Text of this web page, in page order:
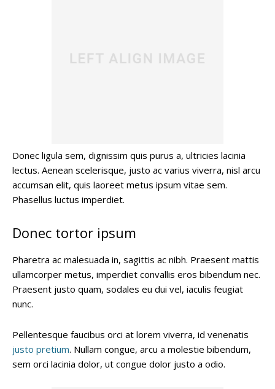
Donec ligula sem, dignissim quis purus a, ultricies lacinia
lectus. Aenean scelerisque, justo ac varius viverra, nisl arcu
accumsan elit, quis laoreet metus ipsum vitae sem.
Phasellus luctus imperdiet.
Donec tortor ipsum
Pharetra ac malesuada in, sagittis ac nibh. Praesent mattis
ullamcorper metus, imperdiet convallis eros bibendum nec.
Praesent justo quam, sodales eu dui vel, iaculis feugiat
nunc.
Pellentesque faucibus orci at lorem viverra, id venenatis
justo pretium. Nullam congue, arcu a molestie bibendum,
sem orci lacinia dolor, ut congue dolor justo a odio.